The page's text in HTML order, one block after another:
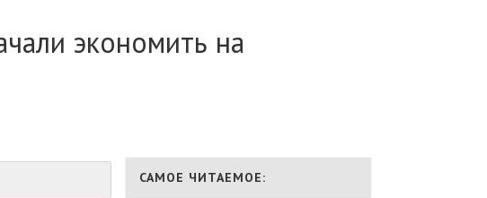
экономить на
САМОЕ ЧИТАЕМОЕ: